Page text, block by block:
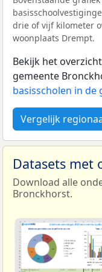
drie of vijf kilometer
woonplaats Drempt.
Bekijk het
gemeente
basisscholen in
Vergelijk
Datasets met
Download alle
Bronckhorst.